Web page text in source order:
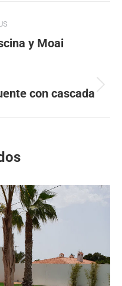
y Moai
con cascada